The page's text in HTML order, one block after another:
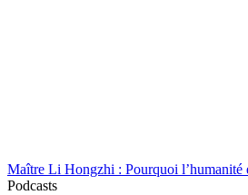
Maître Li Hongzhi : Pourquoi l’humanité
Podcasts